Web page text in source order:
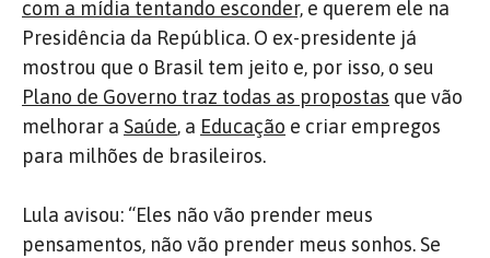
com a mídia tentando esconder, e querem ele na
Presidência da República. O ex-presidente já
mostrou que o Brasil tem jeito e, por isso, o seu
Plano de Governo traz todas as propostas que vão
melhorar a Saúde, a Educação e criar empregos
para milhões de brasileiros.
Lula avisou: “Eles não vão prender meus
pensamentos, não vão prender meus sonhos. Se